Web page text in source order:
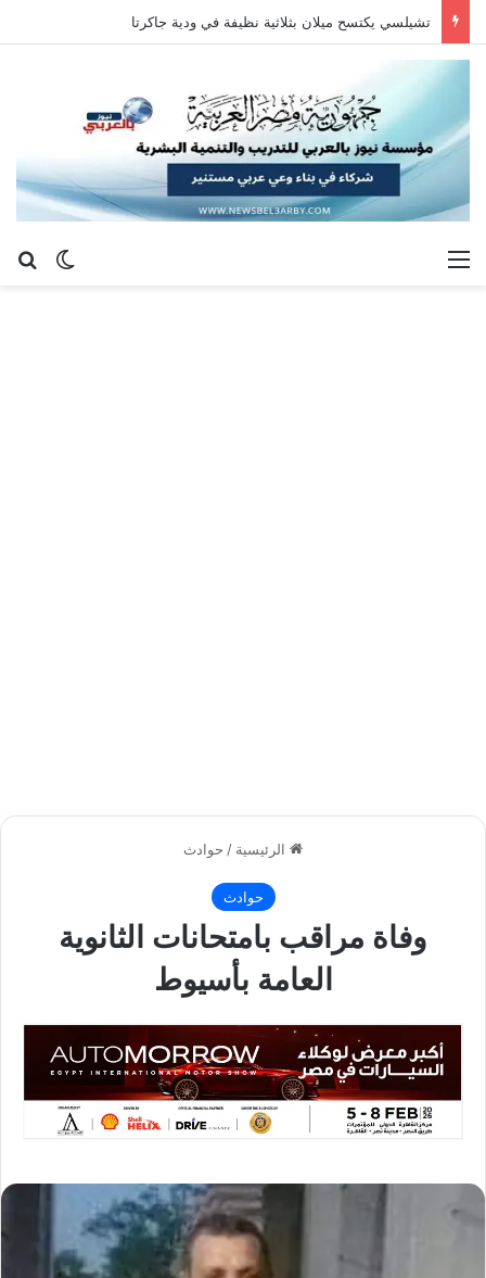
تشيلسي يكتسح ميلان بثلاثية نظيفة في ودية جاكرتا
الوضع القائمة
الرئيسية / حوادث
حوادث
وفاة مراقب بامتحانات الثانوية
العامة بأسيوط